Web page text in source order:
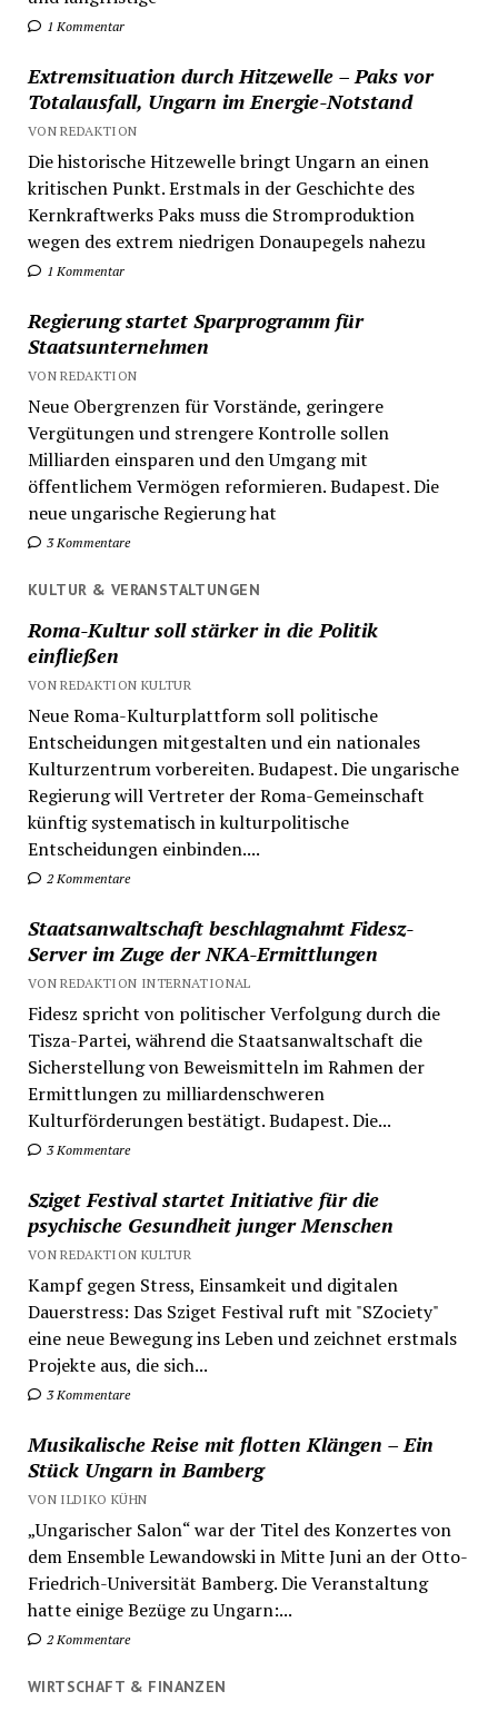
1 Kommentar
Extremsituation durch Hitzewelle – Paks vor
Totalausfall, Ungarn im Energie-Notstand
VON REDAKTION
Die historische Hitzewelle bringt Ungarn an einen
kritischen Punkt. Erstmals in der Geschichte des
Kernkraftwerks Paks muss die Stromproduktion
wegen des extrem niedrigen Donaupegels nahezu
1 Kommentar
Regierung startet Sparprogramm für
Staatsunternehmen
VON REDAKTION
Neue Obergrenzen für Vorstände, geringere
Vergütungen und strengere Kontrolle sollen
Milliarden einsparen und den Umgang mit
öffentlichem Vermögen reformieren. Budapest. Die
neue ungarische Regierung hat
3 Kommentare
KULTUR & VERANSTALTUNGEN
Roma-Kultur soll stärker in die Politik
einfließen
VON REDAKTION KULTUR
Neue Roma-Kulturplattform soll politische
Entscheidungen mitgestalten und ein nationales
Kulturzentrum vorbereiten. Budapest. Die ungarische
Regierung will Vertreter der Roma-Gemeinschaft
künftig systematisch in kulturpolitische
Entscheidungen einbinden....
2 Kommentare
Staatsanwaltschaft beschlagnahmt Fidesz-
Server im Zuge der NKA-Ermittlungen
VON REDAKTION INTERNATIONAL
Fidesz spricht von politischer Verfolgung durch die
Tisza-Partei, während die Staatsanwaltschaft die
Sicherstellung von Beweismitteln im Rahmen der
Ermittlungen zu milliardenschweren
Kulturförderungen bestätigt. Budapest. Die...
3 Kommentare
Sziget Festival startet Initiative für die
psychische Gesundheit junger Menschen
VON REDAKTION KULTUR
Kampf gegen Stress, Einsamkeit und digitalen
Dauerstress: Das Sziget Festival ruft mit "SZociety"
eine neue Bewegung ins Leben und zeichnet erstmals
Projekte aus, die sich...
3 Kommentare
Musikalische Reise mit flotten Klängen – Ein
Stück Ungarn in Bamberg
VON ILDIKO KÜHN
„Ungarischer Salon“ war der Titel des Konzertes von
dem Ensemble Lewandowski in Mitte Juni an der Otto-
Friedrich-Universität Bamberg. Die Veranstaltung
hatte einige Bezüge zu Ungarn:...
2 Kommentare
WIRTSCHAFT & FINANZEN